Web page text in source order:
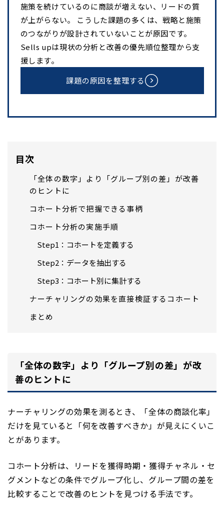
施策を続けているのに商談が増えない、リードの質
が上がらない。 こうした課題の多くは、戦略と施策
のつながりが設計されていないことが原因です。
Sells upは現状の分析と改善の優先順位整理から支
援します。
課題の原因を整理する
目次
「全体の数字」より「グループ別の差」が改善
のヒントに
コホート分析で把握できる事柄
コホート分析の実施手順
Step1：コホートを定義する
Step2：データを抽出する
Step3：コホート別に集計する
ナーチャリングの効果を直接検証するコホート
まとめ
「全体の数字」より「グループ別の差」が改
善のヒントに
ナーチャリングの効果を測るとき、「全体の商談化率」
だけを見ていると「何を改善すべきか」が見えにくいこ
とがあります。
コホート分析は、リードを獲得時期・獲得チャネル・セ
グメントなどの条件でグループ化し、グループ間の差を
比較することで改善のヒントを見つける手法です。